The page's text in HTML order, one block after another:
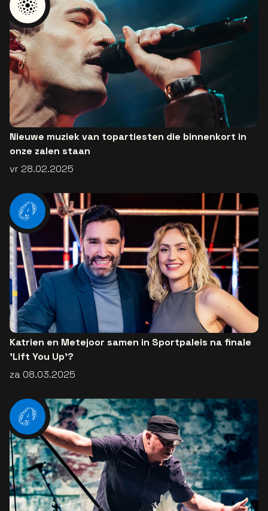
Nieuwe muziek van topartiesten die binnenkort in
onze zalen staan
vr 28.02.2025
Katrien en Metejoor samen in Sportpaleis na finale
'Lift You Up'?
za 08.03.2025